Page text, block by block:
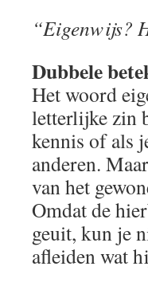
“Eigenwijs?
Dubbele
Het woord
letterlijke zin
kennis of als
anderen.
van het
Omdat de
geuit, kun je
afleiden wat